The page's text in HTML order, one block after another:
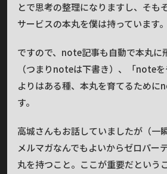
とで思考の整理になりますし、そも
サービスの本丸を僕は持っています。
ですので、note記事も自動で本丸に
（つまりnoteは下書き）、「note
よりはある種、本丸を育てるために
す。
高城さんもお話していましたが（一
メルマガなんでもよいからゼロパー
丸を持つこと。ここが重要だという